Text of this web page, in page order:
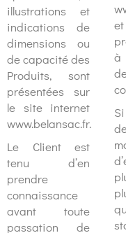
illustrations et
indications de
dimensions ou
de capacité des
Produits, sont
présentées sur
le site internet
www.belansac.fr.
Le Client est
tenu d’en
prendre
connaissance
avant toute
passation de
à